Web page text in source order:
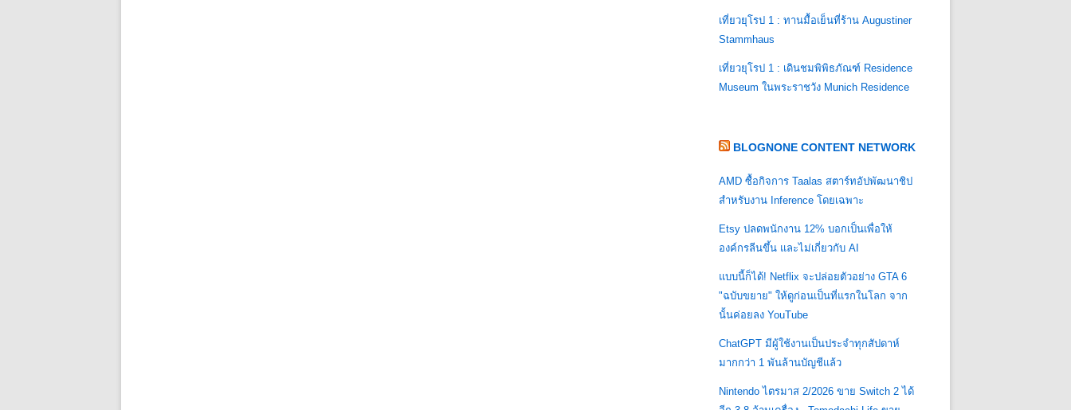
เที่ยวยุโรป 1 : ทานมื้อเย็นที่ร้าน Augustiner
Stammhaus
เที่ยวยุโรป 1 : เดินชมพิพิธภัณฑ์ Residence
Museum ในพระราชวัง Munich Residence
BLOGNONE CONTENT NETWORK
AMD ซื้อกิจการ Taalas สตาร์ทอัปพัฒนาชิป
สำหรับงาน Inference โดยเฉพาะ
Etsy ปลดพนักงาน 12% บอกเป็นเพื่อให้
องค์กรลีนขึ้น และไม่เกี่ยวกับ AI
แบบนี้ก็ได้! Netflix จะปล่อยตัวอย่าง GTA 6
"ฉบับขยาย" ให้ดูก่อนเป็นที่แรกในโลก จาก
นั้นค่อยลง YouTube
ChatGPT มีผู้ใช้งานเป็นประจำทุกสัปดาห์
มากกว่า 1 พันล้านบัญชีแล้ว
Nintendo ไตรมาส 2/2026 ขาย Switch 2 ได้